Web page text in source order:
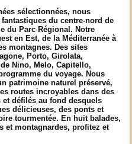
sélectionnées, nous
du centre-nord de
du Parc Régional. Notre
en Est, de la Méditerranée à
montagnes. Des sites
Porto, Girolata,
Nino, Melo, Capitello,
du voyage. Nous
patrimoine naturel préservé,
routes incroyables dans des
défilés au fond desquels
délicieuses, des ponts et
tourmentée. En huit balades,
et montagnardes, profitez et